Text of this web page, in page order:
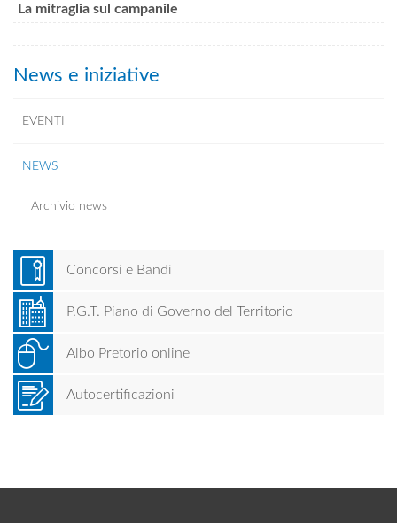
La mitraglia sul campanile
News e iniziative
EVENTI
NEWS
Archivio news
Concorsi e Bandi
P.G.T. Piano di Governo del Territorio
Albo Pretorio online
Autocertificazioni